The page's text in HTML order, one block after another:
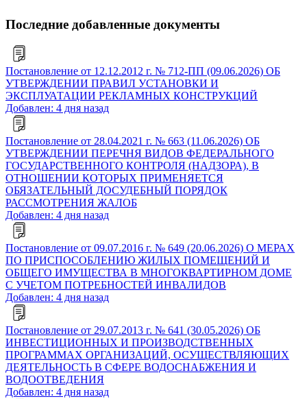
Последние добавленные документы
Постановление от 12.12.2012 г. № 712-ПП (09.06.2026) ОБ
УТВЕРЖДЕНИИ ПРАВИЛ УСТАНОВКИ И
ЭКСПЛУАТАЦИИ РЕКЛАМНЫХ КОНСТРУКЦИЙ
Добавлен: 4 дня назад
Постановление от 28.04.2021 г. № 663 (11.06.2026) ОБ
УТВЕРЖДЕНИИ ПЕРЕЧНЯ ВИДОВ ФЕДЕРАЛЬНОГО
ГОСУДАРСТВЕННОГО КОНТРОЛЯ (НАДЗОРА), В
ОТНОШЕНИИ КОТОРЫХ ПРИМЕНЯЕТСЯ
ОБЯЗАТЕЛЬНЫЙ ДОСУДЕБНЫЙ ПОРЯДОК
РАССМОТРЕНИЯ ЖАЛОБ
Добавлен: 4 дня назад
Постановление от 09.07.2016 г. № 649 (20.06.2026) О МЕРАХ
ПО ПРИСПОСОБЛЕНИЮ ЖИЛЫХ ПОМЕЩЕНИЙ И
ОБЩЕГО ИМУЩЕСТВА В МНОГОКВАРТИРНОМ ДОМЕ
С УЧЕТОМ ПОТРЕБНОСТЕЙ ИНВАЛИДОВ
Добавлен: 4 дня назад
Постановление от 29.07.2013 г. № 641 (30.05.2026) ОБ
ИНВЕСТИЦИОННЫХ И ПРОИЗВОДСТВЕННЫХ
ПРОГРАММАХ ОРГАНИЗАЦИЙ, ОСУЩЕСТВЛЯЮЩИХ
ДЕЯТЕЛЬНОСТЬ В СФЕРЕ ВОДОСНАБЖЕНИЯ И
ВОДООТВЕДЕНИЯ
Добавлен: 4 дня назад